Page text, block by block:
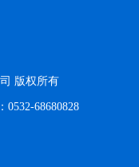
版权所有
68680828